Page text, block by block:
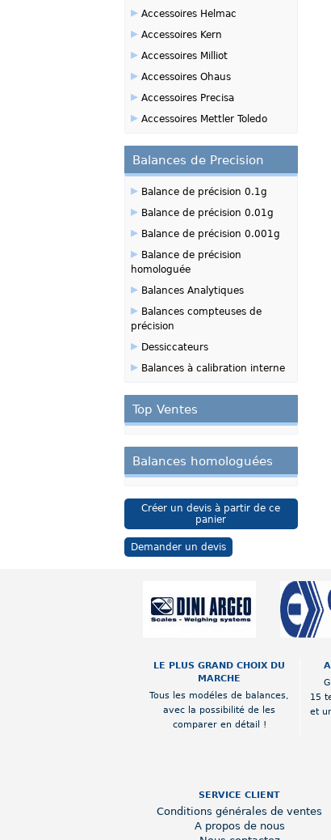
▸Accessoires Helmac
▸Accessoires Kern
▸Accessoires Milliot
▸Accessoires Ohaus
▸Accessoires Precisa
▸Accessoires Mettler Toledo
Balances de Precision
▸Balance de précision 0.1g
▸Balance de précision 0.01g
▸Balance de précision 0.001g
▸Balance de précision
homologuée
▸Balances Analytiques
▸Balances compteuses de
précision
▸Dessiccateurs
▸Balances à calibration interne
Top Ventes
Balances homologuées
Créer un devis à partir de ce
panier
Demander un devis
LE PLUS GRAND CHOIX DU
MARCHE
Tous les modéles de balances,
avec la possibilité de les
comparer en détail !
15
et
SERVICE CLIENT
Conditions générales de ventes
A propos de nous